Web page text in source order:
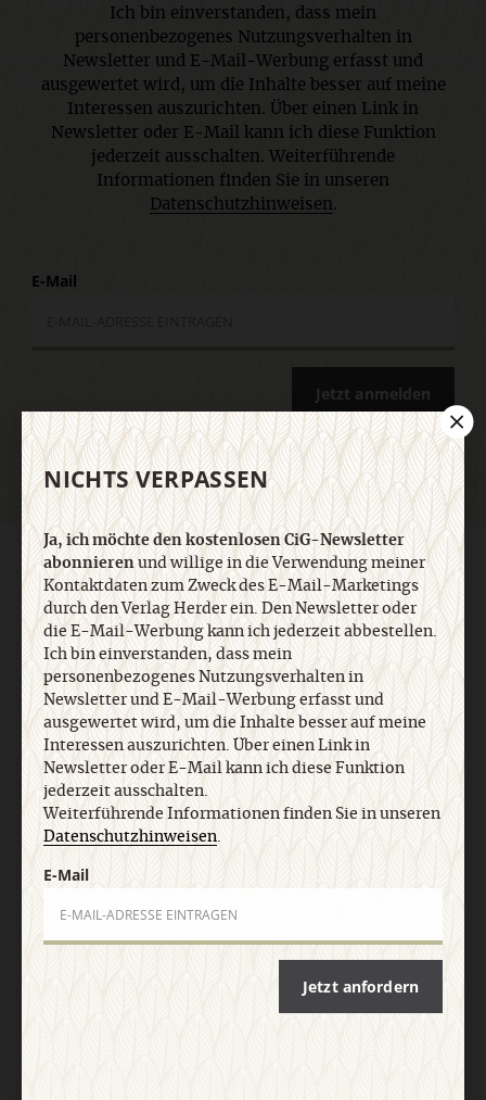
Ich bin einverstanden, dass mein
personenbezogenes Nutzungsverhalten in
Newsletter und E-Mail-Werbung erfasst und
ausgewertet wird, um die Inhalte besser auf meine
Interessen auszurichten. Über einen Link in
Newsletter oder E-Mail kann ich diese Funktion
jederzeit ausschalten. Weiterführende
Informationen finden Sie in unseren
Datenschutzhinweisen .
E-Mail
Jetzt anmelden
AGB und Widerrufsbelehrung Datenschutz
Barrierefreiheit
Impressum
Vertrag widerrufen Abo online kündigen
Nach oben
NICHTS VERPASSEN
Ja, ich möchte den kostenlosen CiG-Newsletter
abonnierenund willige in die Verwendung meiner
Kontaktdaten zum Zweck des E-Mail-Marketings
durch den Verlag Herder ein. Den Newsletter oder
die E-Mail-Werbung kann ich jederzeit abbestellen.
Ich bin einverstanden, dass mein
personenbezogenes Nutzungsverhalten in
Newsletter und E-Mail-Werbung erfasst und
ausgewertet wird, um die Inhalte besser auf meine
Interessen auszurichten. Über einen Link in
Newsletter oder E-Mail kann ich diese Funktion
jederzeit ausschalten.
Weiterführende Informationen finden Sie in unseren
Datenschutzhinweisen.
E-Mail
Jetzt anfordern